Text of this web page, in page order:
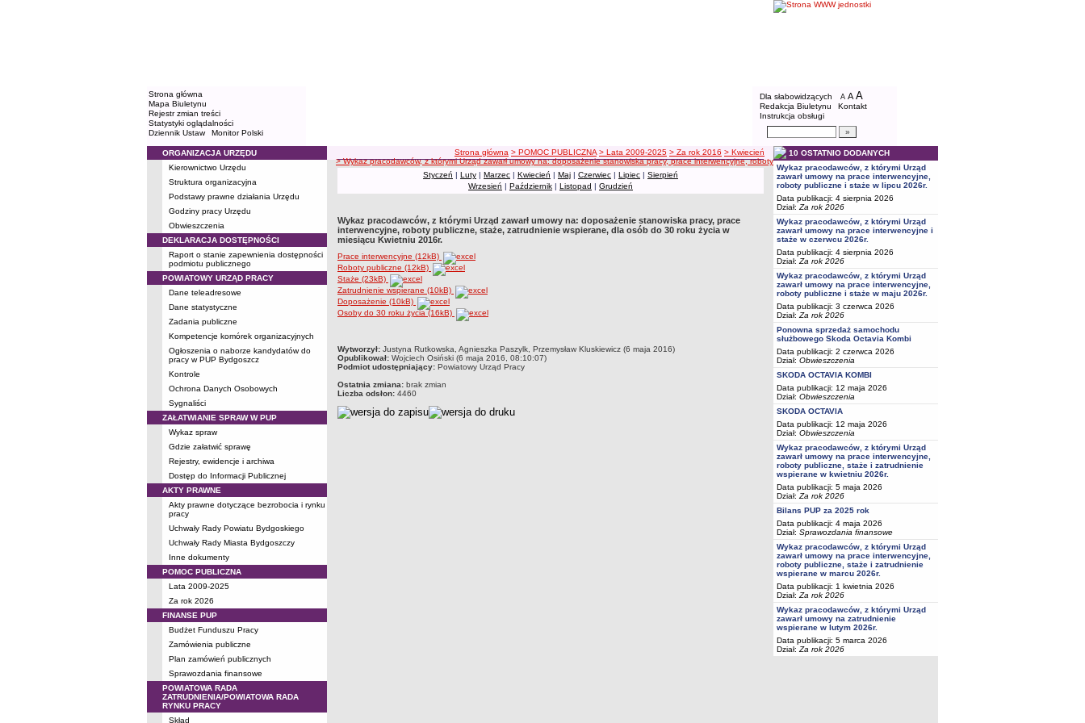
Strona główna
Mapa Biuletynu
Rejestr zmian treści
Statystyki oglądalności
Dziennik Ustaw
Monitor Polski
BIP - Powiatowy Urząd Pracy w
Menu dodatkowe
Dla słabowidzących A pomniejsz czcionkę
A standardowy rozmiar czcionki
A
Redakcja Biuletynu
Kontakt
Instrukcja obsługi
Wyszukiwarka artykułów
Menu
ORGANIZACJA URZĘDU
Kierownictwo Urzędu
Struktura organizacyjna
Podstawy prawne działania Urzędu
Godziny pracy Urzędu
Obwieszczenia
DEKLARACJA DOSTĘPNOŚCI
Raport o stanie zapewnienia dostępności
podmiotu publicznego
POWIATOWY URZĄD PRACY
Dane teleadresowe
Dane statystyczne
Zadania publiczne
Kompetencje komórek organizacyjnych
Ogłoszenia o naborze kandydatów do
pracy w PUP Bydgoszcz
Kontrole
Ochrona Danych Osobowych
Sygnaliści
ZAŁATWIANIE SPRAW W PUP
Wykaz spraw
Gdzie załatwić sprawę
Rejestry, ewidencje i archiwa
Dostęp do Informacji Publicznej
AKTY PRAWNE
Akty prawne dotyczące bezrobocia i rynku
pracy
Uchwały Rady Powiatu Bydgoskiego
Uchwały Rady Miasta Bydgoszczy
Inne dokumenty
POMOC PUBLICZNA
Lata 2009-2025
Za rok 2026
FINANSE PUP
Budżet Funduszu Pracy
Zamówienia publiczne
Plan zamówień publicznych
Sprawozdania finansowe
POWIATOWA RADA
ZATRUDNIENIA/POWIATOWA RADA
RYNKU PRACY
Skład
ścieżka nawigacji
Strona główna > POMOC PUBLICZNA > Lata 2009-2025 > Za rok 2016 > Kwiecień
> Wykaz pracodawców, z którymi Urząd zawarł umowy na: doposażenie stanowiska pracy, prace interwencyjne, roboty publiczne, staże, zatrudnienie wspierane, dla osób do 30 roku życia w miesiącu
Styczeń | Luty | Marzec | Kwiecień | Maj | Czerwiec | Lipiec | Sierpień
Wrzesień | Październik | Listopad | Grudzień
Wykaz pracodawców, z którymi Urząd zawarł umowy na: doposażenie stanowiska pracy, prace
interwencyjne, roboty publiczne, staże, zatrudnienie wspierane, dla osób do 30 roku życia w
miesiącu Kwietniu 2016r.
Prace interwencyjne (12kB)
Roboty publiczne (12kB)
Staże (23kB)
Zatrudnienie wspierane (10kB)
Doposażenie (10kB)
Osoby do 30 roku życia (16kB)
metryczka
Wytworzył: Justyna Rutkowska, Agnieszka Paszylk, Przemysław Kluskiewicz (6 maja 2016)
Opublikował: Wojciech Osiński (6 maja 2016, 08:10:07)
Podmiot udostępniający: Powiatowy Urząd Pracy
Ostatnia zmiana: brak zmian
Liczba odsłon: 4460
10 OSTATNIO DODANYCH
Wykaz pracodawców, z którymi Urząd
zawarł umowy na prace interwencyjne,
roboty publiczne i staże w lipcu 2026r.
Data publikacji: 4 sierpnia 2026
Dział: Za rok 2026
Wykaz pracodawców, z którymi Urząd
zawarł umowy na prace interwencyjne i
staże w czerwcu 2026r.
Data publikacji: 4 sierpnia 2026
Dział: Za rok 2026
Wykaz pracodawców, z którymi Urząd
zawarł umowy na prace interwencyjne,
roboty publiczne i staże w maju 2026r.
Data publikacji: 3 czerwca 2026
Dział: Za rok 2026
Ponowna sprzedaż samochodu
służbowego Skoda Octavia Kombi
Data publikacji: 2 czerwca 2026
Dział: Obwieszczenia
SKODA OCTAVIA KOMBI
Data publikacji: 12 maja 2026
Dział: Obwieszczenia
SKODA OCTAVIA
Data publikacji: 12 maja 2026
Dział: Obwieszczenia
Wykaz pracodawców, z którymi Urząd
zawarł umowy na prace interwencyjne,
roboty publiczne, staże i zatrudnienie
wspierane w kwietniu 2026r.
Data publikacji: 5 maja 2026
Dział: Za rok 2026
Bilans PUP za 2025 rok
Data publikacji: 4 maja 2026
Dział: Sprawozdania finansowe
Wykaz pracodawców, z którymi Urząd
zawarł umowy na prace interwencyjne,
roboty publiczne, staże i zatrudnienie
wspierane w marcu 2026r.
Data publikacji: 1 kwietnia 2026
Dział: Za rok 2026
Wykaz pracodawców, z którymi Urząd
zawarł umowy na zatrudnienie
wspierane w lutym 2026r.
Data publikacji: 5 marca 2026
Dział: Za rok 2026